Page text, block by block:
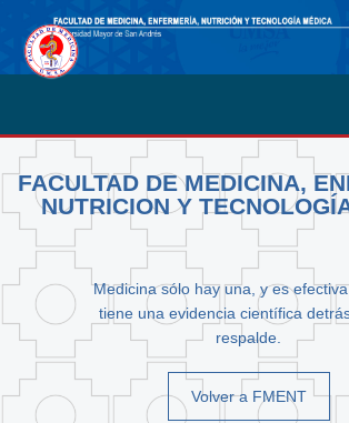
FACULTAD DE MEDICINA,
NUTRICION Y
Medicina sólo hay una, y es
tiene una evidencia científica
respalde.
Volver a FMENT